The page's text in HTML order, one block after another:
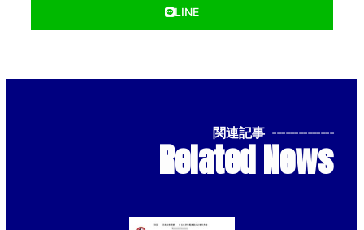
LINE
関連記事 --------------
Related News